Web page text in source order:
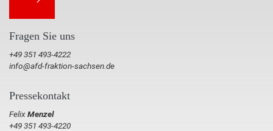
Fragen Sie uns
+49 351 493-4222
info@afd-fraktion-sachsen.de
Pressekontakt
FelixMenzel
+49 351 493-4220